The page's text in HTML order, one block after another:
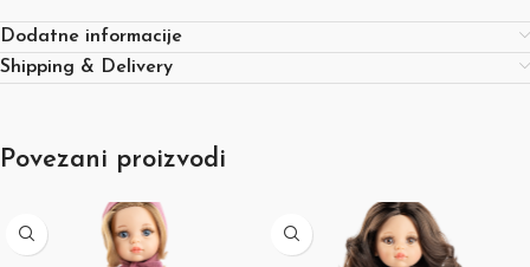
Dodatne informacije
Shipping & Delivery
Povezani proizvodi